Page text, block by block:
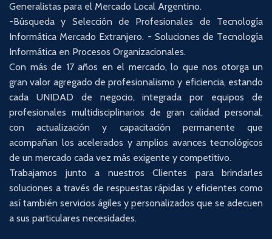
Generalistas para el Mercado Local Argentino.
-Búsqueda y Selección de Profesionales de Tecnología
Informática Mercado Extranjero. - Soluciones de Tecnología
Informática en Procesos Organizacionales.
Con más de 17 años en el mercado, lo que nos otorga un
gran valor agregado de profesionalismo y eficiencia, estando
cada UNIDAD de negocio, integrada por equipos de
profesionales multidisciplinarios de gran calidad personal,
con actualización y capacitación permanente que
acompañan los acelerados y amplios avances tecnológicos
de un mercado cada vez más exigente y competitivo.
Trabajamos junto a nuestros Clientes para brindarles
soluciones a través de respuestas rápidas y eficientes como
así también servicios ágiles y personalizados que se adecuen
a sus particulares necesidades.